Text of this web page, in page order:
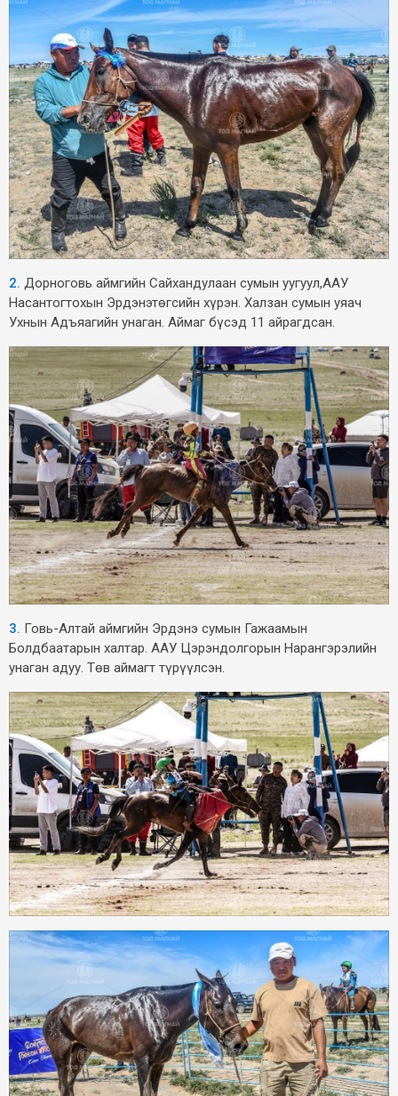
2. Дорноговь аймгийн Сайхандулаан сумын уугуул,ААУ
Насантогтохын Эрдэнэтөгсийн хүрэн. Халзан сумын уяач
Ухнын Адъяагийн унаган. Аймаг бүсэд 11 айрагдсан.
3. Говь-Алтай аймгийн Эрдэнэ сумын Гажаамын
Болдбаатарын халтар. ААУ Цэрэндолгорын Нарангэрэлийн
унаган адуу. Төв аймагт түрүүлсэн.